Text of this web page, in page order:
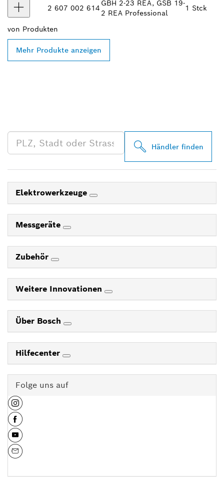
2 607 002 614
GBH 2-23 REA, GSB 19-
2 REA Professional
1 Stck
von Produkten
Mehr Produkte anzeigen
Händler finden
Elektrowerkzeuge
Messgeräte
Zubehör
Weitere Innovationen
Über Bosch
Hilfecenter
Folge uns auf